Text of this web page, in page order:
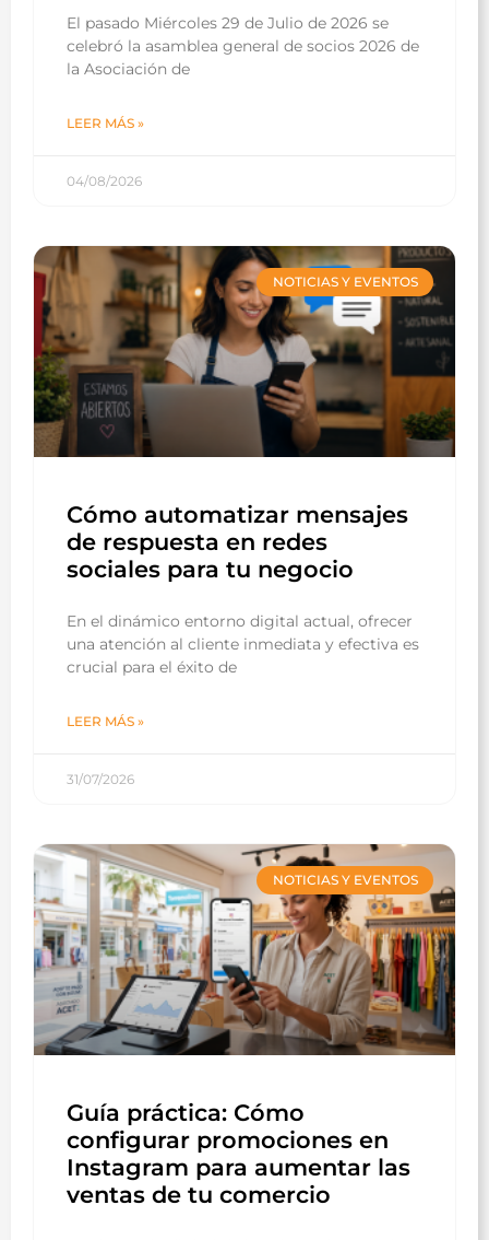
El pasado Miércoles 29 de Julio de 2026 se
celebró la asamblea general de socios 2026 de
la Asociación de
LEER MÁS »
04/08/2026
NOTICIAS Y EVENTOS
Cómo automatizar mensajes
de respuesta en redes
sociales para tu negocio
En el dinámico entorno digital actual, ofrecer
una atención al cliente inmediata y efectiva es
crucial para el éxito de
LEER MÁS »
31/07/2026
NOTICIAS Y EVENTOS
Guía práctica: Cómo
configurar promociones en
Instagram para aumentar las
ventas de tu comercio